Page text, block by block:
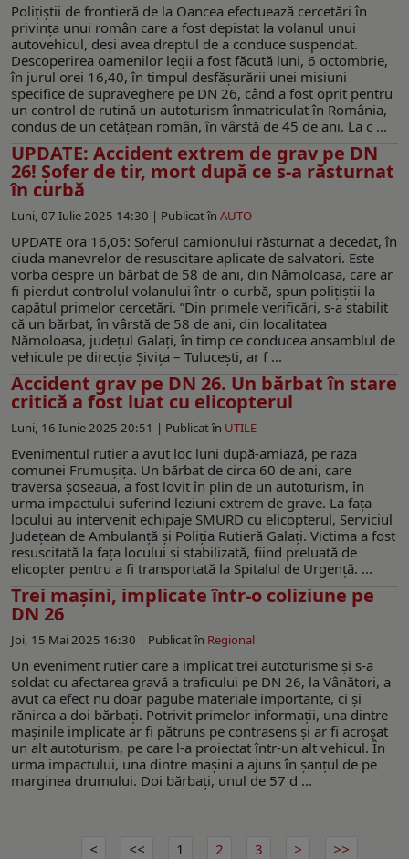
Poliţiştii de frontieră de la Oancea efectuează cercetări în
privința unui român care a fost depistat la volanul unui
autovehicul, deşi avea dreptul de a conduce suspendat.
Descoperirea oamenilor legii a fost făcută luni, 6 octombrie,
în jurul orei 16,40, în timpul desfăşurării unei misiuni
specifice de supraveghere pe DN 26, când a fost oprit pentru
un control de rutină un autoturism înmatriculat în România,
condus de un cetățean român, în vârstă de 45 de ani. La c ...
UPDATE: Accident extrem de grav pe DN
26! Șofer de tir, mort după ce s-a răsturnat
în curbă
Luni, 07 Iulie 2025 14:30 | Publicat în AUTO
UPDATE ora 16,05: Șoferul camionului răsturnat a decedat, în
ciuda manevrelor de resuscitare aplicate de salvatori. Este
vorba despre un bărbat de 58 de ani, din Nămoloasa, care ar
fi pierdut controlul volanului într-o curbă, spun polițiștii la
capătul primelor cercetări. ”Din primele verificări, s-a stabilit
că un bărbat, în vârstă de 58 de ani, din localitatea
Nămoloasa, județul Galați, în timp ce conducea ansamblul de
vehicule pe direcția Șivița – Tulucești, ar f ...
Accident grav pe DN 26. Un bărbat în stare
critică a fost luat cu elicopterul
Luni, 16 Iunie 2025 20:51 | Publicat în UTILE
Evenimentul rutier a avut loc luni după-amiază, pe raza
comunei Frumușița. Un bărbat de circa 60 de ani, care
traversa șoseaua, a fost lovit în plin de un autoturism, în
urma impactului suferind leziuni extrem de grave. La fața
locului au intervenit echipaje SMURD cu elicopterul, Serviciul
Județean de Ambulanță și Poliția Rutieră Galați. Victima a fost
resuscitată la fața locului și stabilizată, fiind preluată de
elicopter pentru a fi transportată la Spitalul de Urgență. ...
Trei mașini, implicate într-o coliziune pe
DN 26
Joi, 15 Mai 2025 16:30 | Publicat în Regional
Un eveniment rutier care a implicat trei autoturisme și s-a
soldat cu afectarea gravă a traficului pe DN 26, la Vânători, a
avut ca efect nu doar pagube materiale importante, ci și
rănirea a doi bărbați. Potrivit primelor informații, una dintre
mașinile implicate ar fi pătruns pe contrasens și ar fi acroșat
un alt autoturism, pe care l-a proiectat într-un alt vehicul. În
urma impactului, una dintre mașini a ajuns în șanțul de pe
marginea drumului. Doi bărbați, unul de 57 d ...
1 2
3